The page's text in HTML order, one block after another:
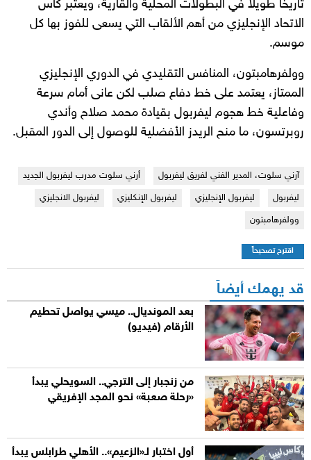
تاريخًا طويلًا في البطولات المحلية والقارية، ويعتبر كأس
الاتحاد الإنجليزي من أهم الألقاب التي يسعى للفوز بها كل
موسم.
وولفرهامبتون، المنافس التقليدي في الدوري الإنجليزي
الممتاز، يعتمد على خط دفاع صلب لكن عانى أمام سرعة
وفاعلية خط هجوم ليفربول بقيادة محمد صلاح وأندي
روبرتسون، ما منح الريدز الأفضلية للوصول إلى الدور المقبل.
آرني سلوت، المدير الفني لفريق ليفربول
أرني سلوت مدرب ليفربول الجديد
ليفربول
ليفربول الإنجليزي ليفربول الإنكليزي
ليفربول الانجليزي
وولفرهامبتون
اقترح تصحيحاً
قد يهمك أيضاً
بعد المونديال.. ميسي يواصل تحطيم
الأرقام (فيديو)
من زنجبار إلى الترجي.. السويحلي يبدأ
«رحلة صعبة» نحو المجد الإفريقي
أول اختبار لـ«الزعيم».. الأهلي طرابلس يبدأ